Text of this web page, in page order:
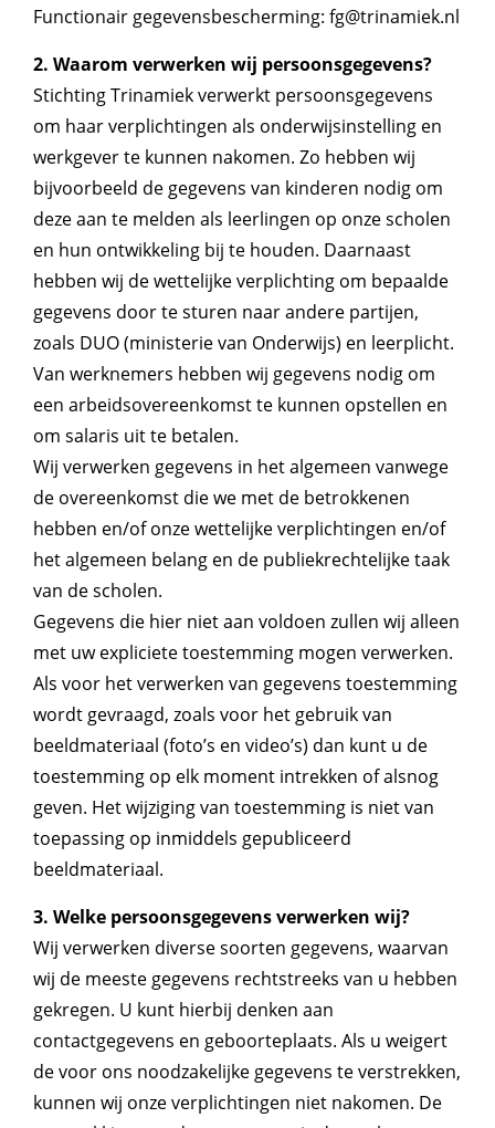
Functionair gegevensbescherming: fg@trinamiek.nl
2. Waarom verwerken wij persoonsgegevens?
Stichting Trinamiek verwerkt persoonsgegevens
om haar verplichtingen als onderwijsinstelling en
werkgever te kunnen nakomen. Zo hebben wij
bijvoorbeeld de gegevens van kinderen nodig om
deze aan te melden als leerlingen op onze scholen
en hun ontwikkeling bij te houden. Daarnaast
hebben wij de wettelijke verplichting om bepaalde
gegevens door te sturen naar andere partijen,
zoals DUO (ministerie van Onderwijs) en leerplicht.
Van werknemers hebben wij gegevens nodig om
een arbeidsovereenkomst te kunnen opstellen en
om salaris uit te betalen.
Wij verwerken gegevens in het algemeen vanwege
de overeenkomst die we met de betrokkenen
hebben en/of onze wettelijke verplichtingen en/of
het algemeen belang en de publiekrechtelijke taak
van de scholen.
Gegevens die hier niet aan voldoen zullen wij alleen
met uw expliciete toestemming mogen verwerken.
Als voor het verwerken van gegevens toestemming
wordt gevraagd, zoals voor het gebruik van
beeldmateriaal (foto’s en video’s) dan kunt u de
toestemming op elk moment intrekken of alsnog
geven. Het wijziging van toestemming is niet van
toepassing op inmiddels gepubliceerd
beeldmateriaal.
3. Welke persoonsgegevens verwerken wij?
Wij verwerken diverse soorten gegevens, waarvan
wij de meeste gegevens rechtstreeks van u hebben
gekregen. U kunt hierbij denken aan
contactgegevens en geboorteplaats. Als u weigert
de voor ons noodzakelijke gegevens te verstrekken,
kunnen wij onze verplichtingen niet nakomen. De